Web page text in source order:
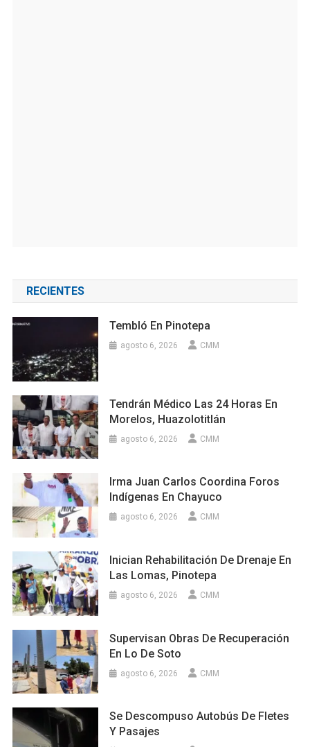
RECIENTES
Tembló En Pinotepa
agosto 6, 2026 CMM
Tendrán Médico Las 24 Horas En
Morelos, Huazolotitlán
agosto 6, 2026 CMM
Irma Juan Carlos Coordina Foros
Indígenas En Chayuco
agosto 6, 2026 CMM
Inician Rehabilitación De Drenaje En
Las Lomas, Pinotepa
agosto 6, 2026 CMM
Supervisan Obras De Recuperación
En Lo De Soto
agosto 6, 2026 CMM
Se Descompuso Autobús De Fletes
Y Pasajes